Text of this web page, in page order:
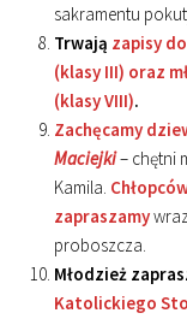
sakramentu
Trwają zapisy
(klasy III) oraz
(klasy VIII).
Zachęcamy
Maciejki– chętni
Kamila.
zapraszamy
proboszcza.
Młodzież
Katolickiego